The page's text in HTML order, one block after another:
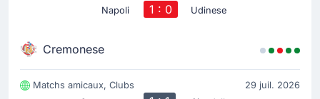
Napoli
1 : 0 Udinese
Cremonese
Matchs amicaux, Clubs
29 juil. 2026